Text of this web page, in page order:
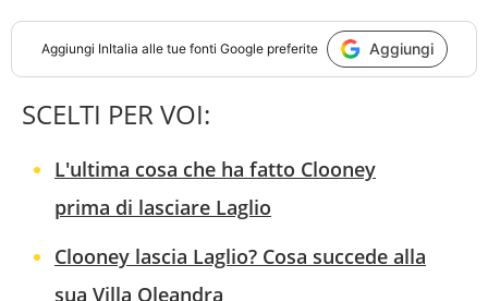
Aggiungi InItalia alle tue fonti Google preferite Aggiungi
SCELTI PER VOI:
L'ultima cosa che ha fatto Clooney
prima di lasciare Laglio
Clooney lascia Laglio? Cosa succede alla
sua Villa Oleandra